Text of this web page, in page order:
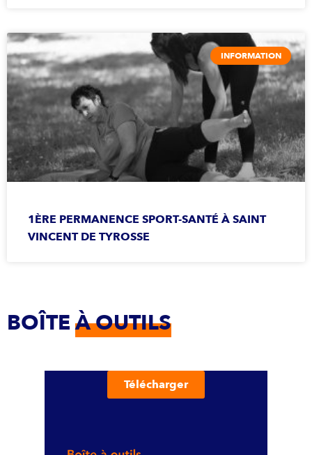
INFORMATION
1ÈRE PERMANENCE SPORT-SANTÉ À SAINT
VINCENT DE TYROSSE
BOÎTEÀ OUTILS
Télécharger